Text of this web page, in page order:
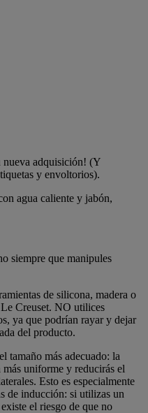
nueva adquisición! (Y
y envoltorios).
agua caliente y jabón,
siempre que manipules
de silicona, madera o
Creuset. NO utilices
ya que podrían rayar y dejar
del producto.
tamaño más adecuado: la
uniforme y reducirás el
Esto es especialmente
de inducción: si utilizas un
el riesgo de que no